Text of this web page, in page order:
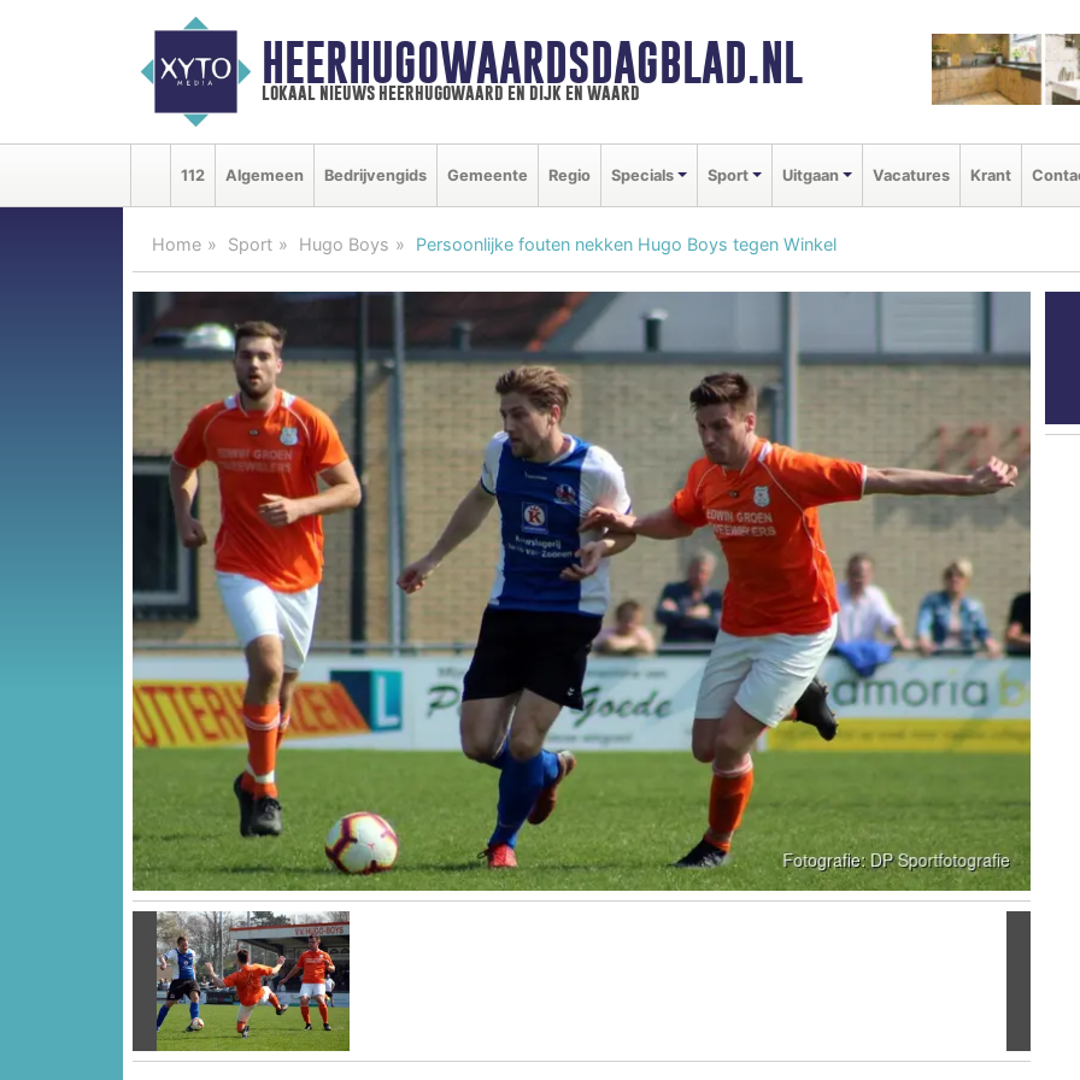
HEERHUGOWAARDSDAGBLAD.NL
lokaal nieuws heerhugowaard en dijk en waard
112 Algemeen Bedrijvengids Gemeente Regio Specials Sport Uitgaan Vacatures Krant
Home Sport Hugo Boys Persoonlijke fouten nekken Hugo Boys tegen Winkel
Vorige